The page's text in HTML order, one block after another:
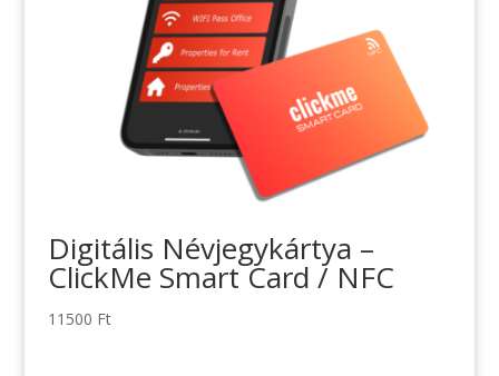
Digitális Névjegykártya –
ClickMe Smart Card / NFC
11500 Ft